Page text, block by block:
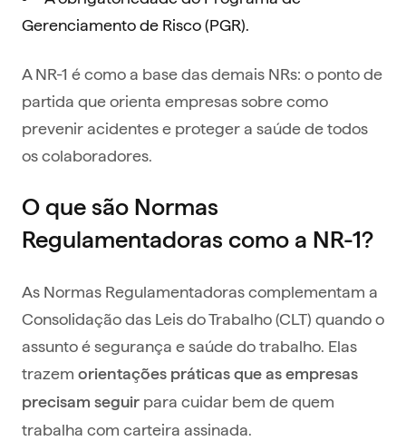
Gerenciamento de Risco (PGR).
A NR-1 é como a base das demais NRs: o ponto de
partida que orienta empresas sobre como
prevenir acidentes e proteger a saúde de todos
os colaboradores.
O que são Normas
Regulamentadoras como a NR-1?
As Normas Regulamentadoras complementam a
Consolidação das Leis do Trabalho (CLT) quando o
assunto é segurança e saúde do trabalho. Elas
trazem orientações práticas que as empresas
precisam seguir para cuidar bem de quem
trabalha com carteira assinada.